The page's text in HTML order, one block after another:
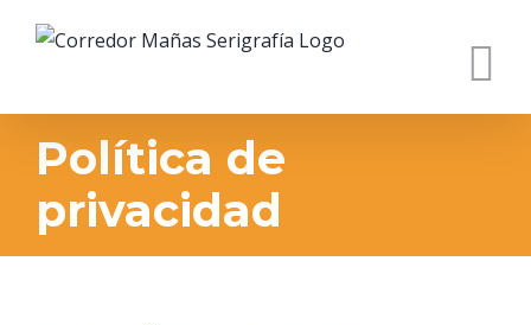
Política de
privacidad